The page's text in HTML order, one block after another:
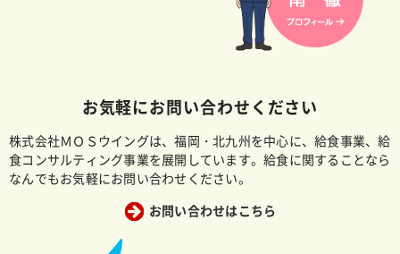
お気軽にお問い合わせください
株式会社ＭＯＳウイングは、福岡・北九州を中心に、給食事業、給
食コンサルティング事業を展開しています。給食に関することなら
なんでもお気軽にお問い合わせください。
お問い合わせはこちら